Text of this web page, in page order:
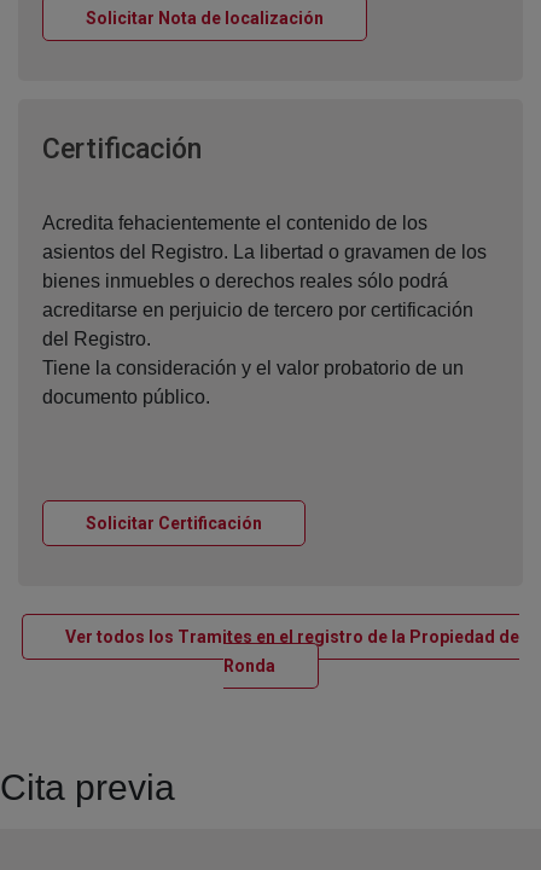
Solicitar Nota de localización
Certificación
Acredita fehacientemente el contenido de los
asientos del Registro. La libertad o gravamen de los
bienes inmuebles o derechos reales sólo podrá
acreditarse en perjuicio de tercero por certificación
del Registro.
Tiene la consideración y el valor probatorio de un
documento público.
Solicitar Certificación
Ver todos los Tramites en el registro de la Propiedad de
RondaVentana nueva
Cita previa